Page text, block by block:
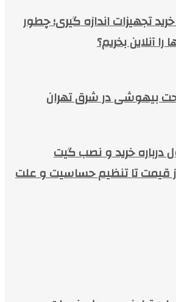
تجهیزات اندازه گیری؛ چطور
را آنلاین بخریم؟
بیهوشی در شرق تهران
درباره خرید و نصب گیت
قیمت تا تنظیم حساسیت و علت